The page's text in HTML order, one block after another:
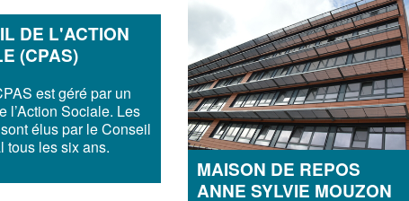
MAISON DE REPOS
ANNE SYLVIE MOUZON
DE L'ACTION
(CPAS)
est géré par un
l’Action Sociale. Les
élus par le Conseil
tous les six ans.